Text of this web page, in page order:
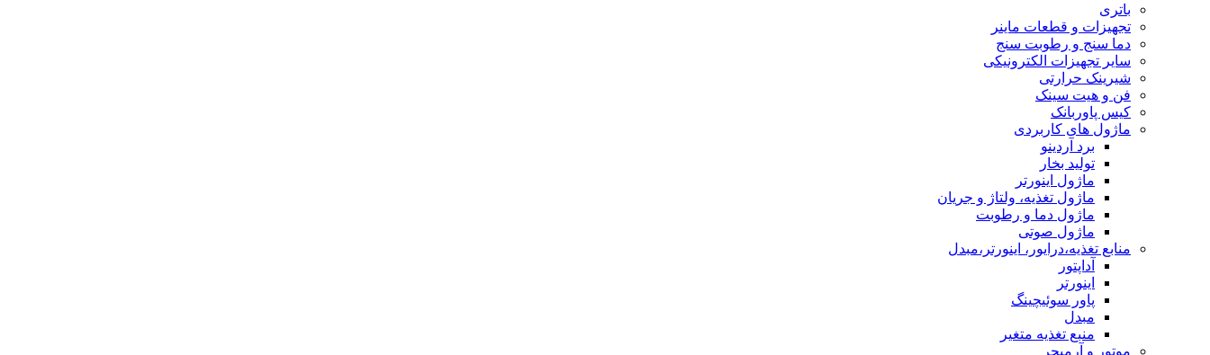
باتری
تجهیزات و قطعات ماینر
دما سنج و رطوبت سنج
سایر تجهیزات الکترونیکی
شیرینک حرارتی
فن و هیت سینک
کیس پاوربانک
ماژول های کاربردی
برد آردینو
تولید بخار
ماژول اینورتر
ماژول تغذیه، ولتاژ و جریان
ماژول دما و رطوبت
ماژول صوتی
منابع تغذیه،درایور، اینورتر،مبدل
آداپتور
اینورتر
پاور سوئیچینگ
مبدل
منبع تغذیه متغیر
موتور و آرمیچر